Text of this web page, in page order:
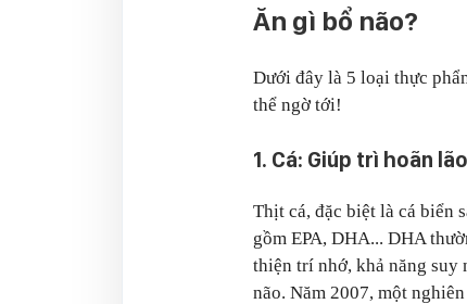
Ăn gì bổ não?
Dưới đây là 5 loại thực
thể ngờ tới!
1. Cá: Giúp trì hoãn
Thịt cá, đặc biệt là cá biển
gồm EPA, DHA... DHA
thiện trí nhớ, khả năng suy
não. Năm 2007, một